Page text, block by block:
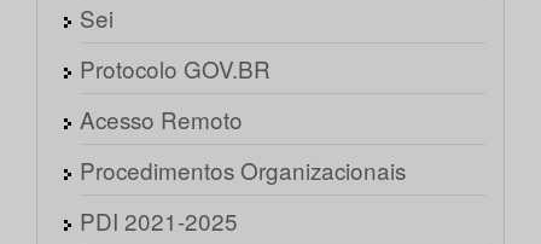
Sei
Protocolo GOV.BR
Acesso Remoto
Procedimentos Organizacionais
PDI 2021-2025